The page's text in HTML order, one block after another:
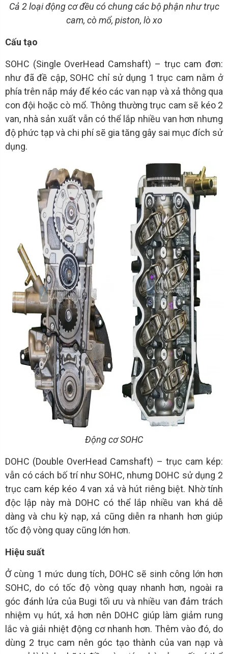
Cả 2 loại động cơ đều có chung các bộ phận như trục
cam, cò mổ, piston, lò xo
Cấu tạo
SOHC (Single OverHead Camshaft) – trục cam đơn:
như đã đề cập, SOHC chỉ sử dụng 1 trục cam nằm ở
phía trên nắp máy để kéo các van nạp và xả thông qua
con đội hoặc cò mổ. Thông thường trục cam sẽ kéo 2
van, nhà sản xuất vẫn có thể lắp nhiều van hơn nhưng
độ phức tạp và chi phí sẽ gia tăng gây sai mục đích sử
dụng.
Động cơ SOHC
DOHC (Double OverHead Camshaft) – trục cam kép:
vẫn có cách bố trí như SOHC, nhưng DOHC sử dụng 2
trục cam kép kéo 4 van xả và hút riêng biệt. Nhờ tính
độc lập này mà DOHC có thể lắp nhiều van khá dễ
dàng và chu kỳ nạp, xả cũng diễn ra nhanh hơn giúp
tốc độ vòng quay cũng lớn hơn.
Hiệu suất
Ở cùng 1 mức dung tích, DOHC sẽ sinh công lớn hơn
SOHC, do có tốc độ vòng quay nhanh hơn, ngoài ra
góc đánh lửa của Bugi tối ưu và nhiều van đảm trách
nhiệm vụ hút, xả hơn nên DOHC giúp làm giảm rung
lắc và giải nhiệt động cơ nhanh hơn. Thêm vào đó, do
dùng 2 trục cam nên góc tạo thành của van nạp và